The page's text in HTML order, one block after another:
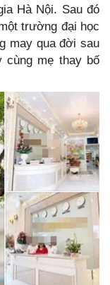
Hà Nội. Sau đó
trường đại học
may qua đời sau
cùng mẹ thay bố